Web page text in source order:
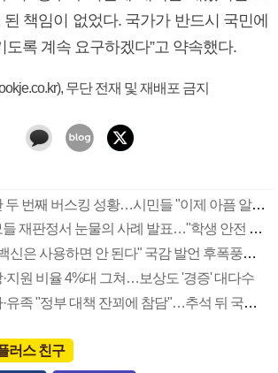
책임이 없었다. 국가가 반드시 국민에
도록 계속 요구하겠다”고 약속했다.
무단 전재 및 재배포 금지
백신 피해자 부산 두 번째 버스킹 성황…시민들 "이제 아픔 알겠다" 응원
백신 피해 학부모들 재판정서 눈물의 사례 발표…"학생 안전 주의의무 놓친 학교·당국이 우리 애 죽였다"
지영미 청장 "그 백신은 사용하면 안 된다" 국감 발언 후폭풍…피해자 "우롱하나"
지원 비율 4%대 그쳐…보상도 '경증' 대다수
백신 피해 중증자·유족 "정부 대책 잔꾀에 참담"…추석 뒤 국감 '大성토' 예고
러스 친구